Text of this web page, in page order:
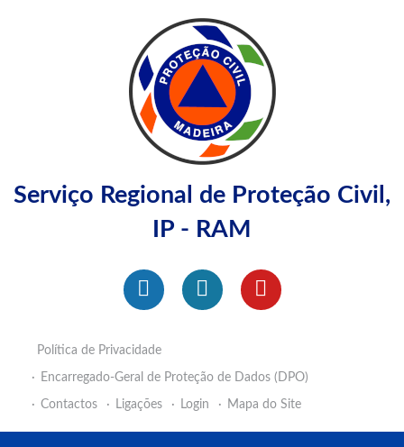
Serviço Regional de Proteção Civil,
IP - RAM
Política de Privacidade
Encarregado-Geral de Proteção de Dados (DPO)
Contactos
Ligações Login Mapa do Site